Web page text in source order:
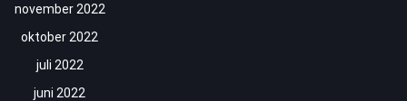
november 2022
oktober 2022
juli 2022
juni 2022